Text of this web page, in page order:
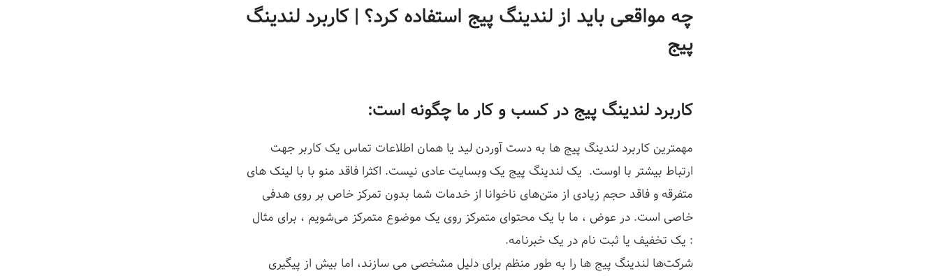
چه مواقعی باید از لندینگ پیج استفاده کرد؟ | کاربرد لندینگ
پیج
کاربرد لندینگ پیج در کسب و کار ما چگونه است:
مهمترین کاربرد لندینگ پیج ها به دست آوردن لید یا همان اطلاعات تماس یک کاربر جهت
ارتباط بیشتر با اوست. یک لندینگ‌ پیج یک وبسایت عادی نیست. اکثرا فاقد منو با با لینک های
متفرقه و فاقد حجم زیادی از متن‌های ناخوانا از خدمات شما بدون تمرکز خاص بر روی هدفی
خاصی است. در عوض ، ما با یک محتوای متمرکز روی یک موضوع متمرکز می‌شویم ، برای مثال
: یک تخفیف یا ثبت نام در یک خبرنامه.
شرکت‌ها لندینگ پیج ها را به طور منظم برای دلیل مشخصی می سازند، اما بیش از پیگیری